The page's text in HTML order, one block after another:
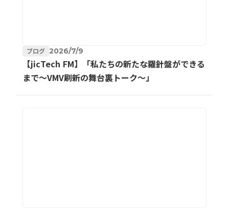
ブログ 2026/7/9
【jicTech FM】「私たちの新たな羅針盤ができる
まで～VMV刷新の舞台裏トーク～」